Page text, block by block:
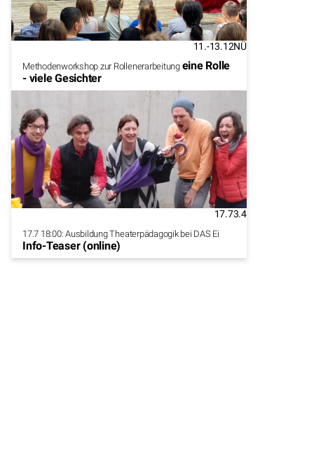
11.-13.12NÜ
Methodenworkshop zur Rollenerarbeitung eine Rolle
- viele Gesichter
17.73.4
17.7 18:00: Ausbildung Theaterpädagogik bei DAS Ei
Info-Teaser (online)